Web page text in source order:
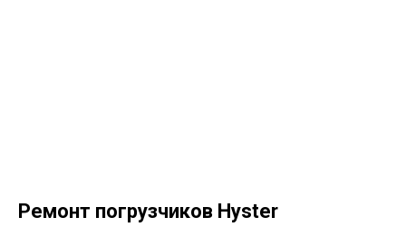
Ремонт погрузчиков Hyster